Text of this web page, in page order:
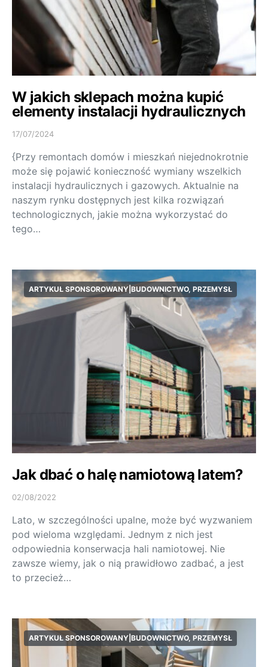
W jakich sklepach można kupić
elementy instalacji hydraulicznych
17/07/2024
{Przy remontach domów i mieszkań niejednokrotnie
może się pojawić konieczność wymiany wszelkich
instalacji hydraulicznych i gazowych. Aktualnie na
naszym rynku dostępnych jest kilka rozwiązań
technologicznych, jakie można wykorzystać do
tego…
ARTYKUŁ SPONSOROWANY|BUDOWNICTWO, PRZEMYSŁ
Jak dbać o halę namiotową latem?
02/08/2022
Lato, w szczególności upalne, może być wyzwaniem
pod wieloma względami. Jednym z nich jest
odpowiednia konserwacja hali namiotowej. Nie
zawsze wiemy, jak o nią prawidłowo zadbać, a jest
to przecież…
ARTYKUŁ SPONSOROWANY|BUDOWNICTWO, PRZEMYSŁ